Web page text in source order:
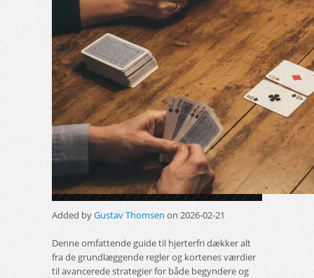
Added byGustav Thomsen on 2026-02-21
Denne omfattende guide til hjerterfri dækker alt
fra de grundlæggende regler og kortenes værdier
til avancerede strategier for både begyndere og